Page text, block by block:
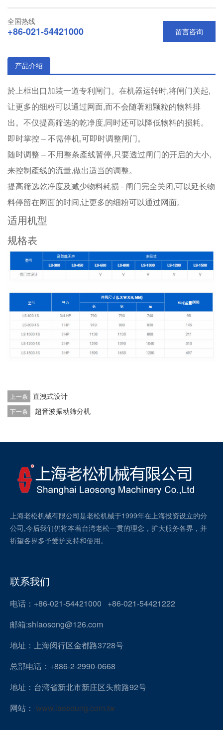
留言咨询
全国热线
+86-021-54421000
产品介绍
於上框出口加装一道专利闸门。在机器运转时,将闸门关起,
让更多的细粉可以通过网面,而不会随著粗颗粒的物料排
出。不仅提高筛选的乾净度,同时还可以降低物料的损耗。
即时掌控 – 不需停机,可即时调整闸门。
随时调整 – 不用整条產线暂停,只要透过闸门的开启的大小,
来控制產线的流量,做出适当的调整。
提高筛选乾净度及减少物料耗损 - 闸门完全关闭,可以延长物
料停留在网面的时间,让更多的细粉可以通过网面。
适用机型
规格表
上一条 直洩式设计
下一条 超音波振动筛分机
上海老松机械有限公司是老松机械于1999年在上海投资设立的分
公司,今后我们仍将本着台湾老松一贯的理念，扩大服务各界，并
祈望各界多予爱护支持和使用。
联系我们
电话：+86-021-54421000 +86-021-54421222
邮箱:shlaosong@126.com
地址：上海闵行区金都路3728号
总部电话：+886-2-2990-0668
地址：台湾省新北市新庄区头前路92号
网站： www.laosoung.com.tw